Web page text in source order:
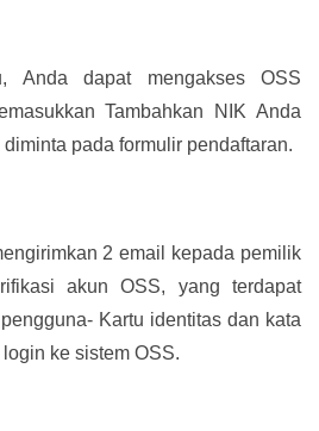
Anda dapat mengakses OSS
Tambahkan NIK Anda
pada formulir pendaftaran.
2 email kepada pemilik
akun OSS, yang terdapat
Kartu identitas dan kata
ke sistem OSS.